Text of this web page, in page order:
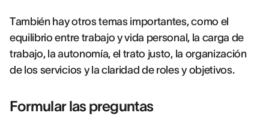
También hay otros temas importantes, como el
equilibrio entre trabajo y vida personal, la carga de
trabajo, la autonomía, el trato justo, la organización
de los servicios y la claridad de roles y objetivos.
Formular las preguntas